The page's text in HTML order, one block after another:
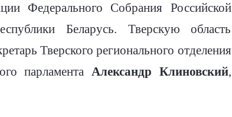
Федерального Собрания Российской
Беларусь. Тверскую область
Тверского регионального отделения
парламента Александр Клиновский,